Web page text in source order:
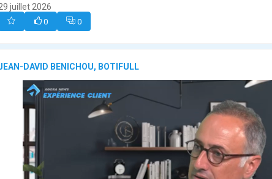
juillet 2026
0 0
DAVID BENICHOU, BOTIFULL